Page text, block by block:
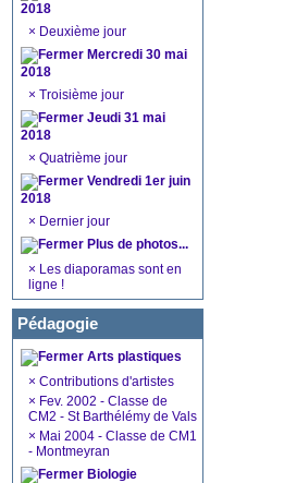
2018
× Deuxième jour
Mercredi 30 mai
2018
× Troisième jour
Jeudi 31 mai
2018
× Quatrième jour
Vendredi 1er juin
2018
× Dernier jour
Plus de photos...
× Les diaporamas sont en
ligne !
Pédagogie
Arts plastiques
× Contributions d'artistes
× Fev. 2002 - Classe de
CM2 - St Barthélémy de Vals
× Mai 2004 - Classe de CM1
- Montmeyran
Biologie